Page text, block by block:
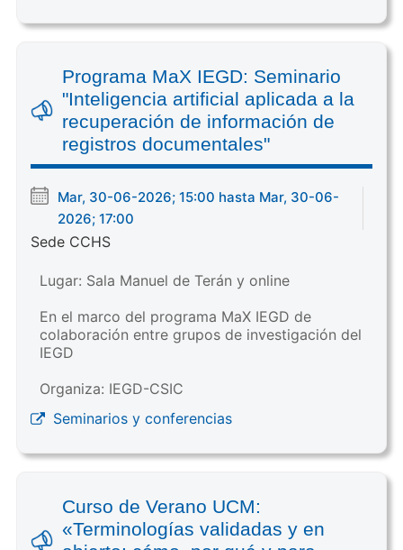
Programa MaX IEGD: Seminario
"Inteligencia artificial aplicada a la
recuperación de información de
registros documentales"
Mar, 30-06-2026; 15:00 hasta Mar, 30-06-
2026; 17:00
Sede CCHS
Lugar: Sala Manuel de Terán y online
En el marco del programa MaX IEGD de
colaboración entre grupos de investigación del
IEGD
Organiza: IEGD-CSIC
Seminarios y conferencias
Curso de Verano UCM:
«Terminologías validadas y en